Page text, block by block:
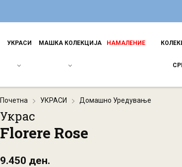
УКРАСИ МАШКА КОЛЕКЦИЈА НАМАЛЕНИЕ
Почетна УКРАСИ Домашно Уредување
Украс
Florere Rose
9.450 ден.